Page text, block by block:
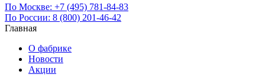
По Москве: +7 (495) 781-84-83
По России: 8 (800) 201-46-42
Главная
О фабрике
Новости
Акции